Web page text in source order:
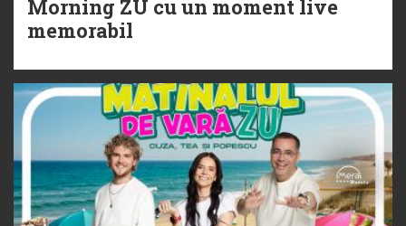
Torpedoul lui Morar: Theo Rose -
Morning ZU cu un moment live
memorabil